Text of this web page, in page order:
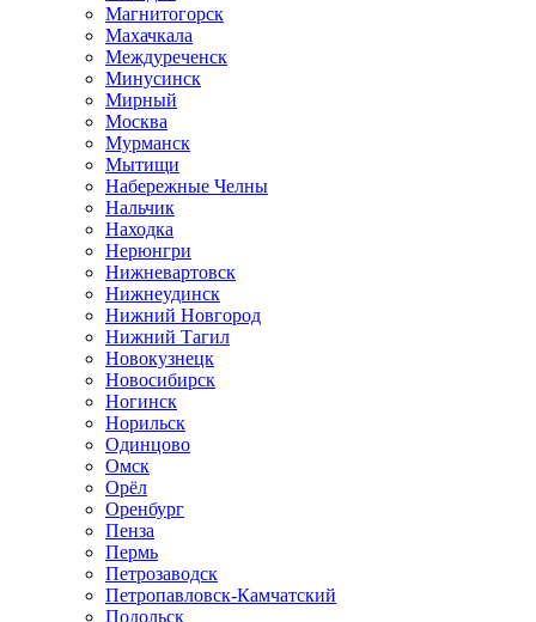
Магнитогорск
Махачкала
Междуреченск
Минусинск
Мирный
Москва
Мурманск
Мытищи
Набережные Челны
Нальчик
Находка
Нерюнгри
Нижневартовск
Нижнеудинск
Нижний Новгород
Нижний Тагил
Новокузнецк
Новосибирск
Ногинск
Норильск
Одинцово
Омск
Орёл
Оренбург
Пенза
Пермь
Петрозаводск
Петропавловск-Камчатский
Подольск